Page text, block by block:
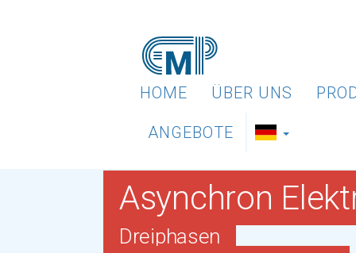
HOME ÜBER UNS
ANGEBOTE
Asynchron
Dreiphasen